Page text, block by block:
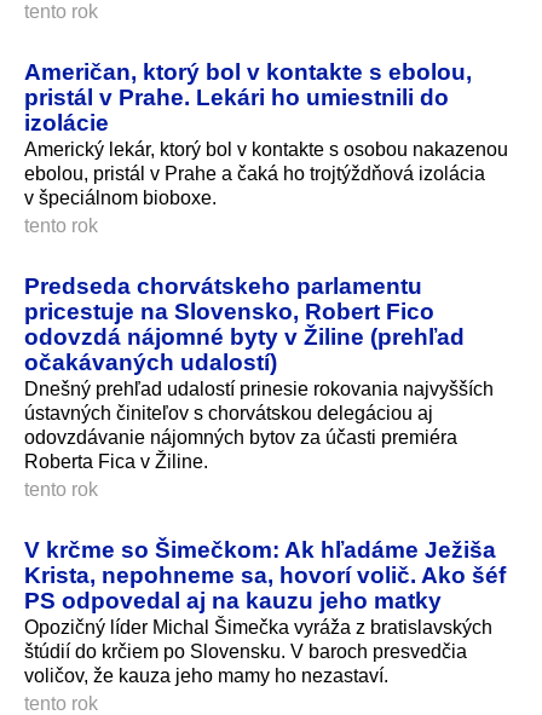
tento rok
Američan, ktorý bol v kontakte s ebolou,
pristál v Prahe. Lekári ho umiestnili do
izolácie
Americký lekár, ktorý bol v kontakte s osobou nakazenou
ebolou, pristál v Prahe a čaká ho trojtýždňová izolácia
v špeciálnom bioboxe.
tento rok
Predseda chorvátskeho parlamentu
pricestuje na Slovensko, Robert Fico
odovzdá nájomné byty v Žiline (prehľad
očakávaných udalostí)
Dnešný prehľad udalostí prinesie rokovania najvyšších
ústavných činiteľov s chorvátskou delegáciou aj
odovzdávanie nájomných bytov za účasti premiéra
Roberta Fica v Žiline.
tento rok
V krčme so Šimečkom: Ak hľadáme Ježiša
Krista, nepohneme sa, hovorí volič. Ako šéf
PS odpovedal aj na kauzu jeho matky
Opozičný líder Michal Šimečka vyráža z bratislavských
štúdií do krčiem po Slovensku. V baroch presvedčia
voličov, že kauza jeho mamy ho nezastaví.
tento rok